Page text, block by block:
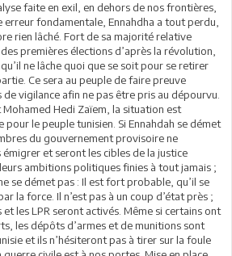
faite en exil, en dehors de nos frontières,
erreur fondamentale, Ennahdha a tout perdu,
rien lâché. Fort de sa majorité relative
premières élections d’après la révolution,
ne lâche quoi que se soit pour se retirer
Ce sera au peuple de faire preuve
de vigilance afin ne pas être pris au dépourvu.
Mohamed Hedi Zaïem, la situation est
pour le peuple tunisien. Si Ennahdah se démet
du gouvernement provisoire ne
et seront les cibles de la justice
ambitions politiques finies à tout jamais ;
se démet pas : Il est fort probable, qu’il se
la force. Il n’est pas à un coup d’état près ;
et les LPR seront activés. Même si certains ont
les dépôts d’armes et de munitions sont
et ils n’hésiteront pas à tirer sur la foule